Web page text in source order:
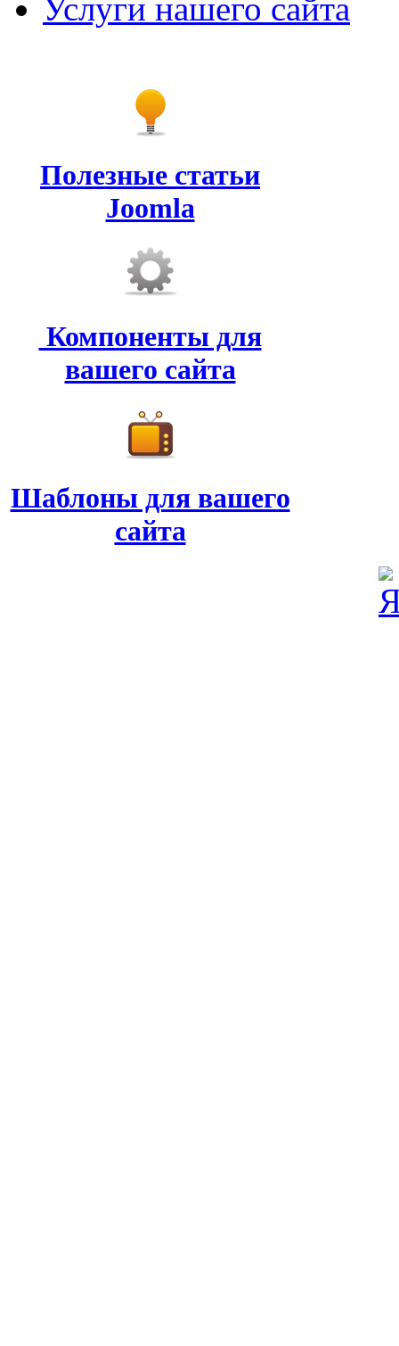
Услуги нашего сайта
Полезные статьи
Joomla
Компоненты для
вашего сайта
Шаблоны для вашего
сайта